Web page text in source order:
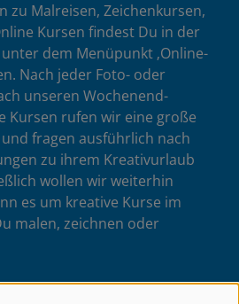
zu Malreisen, Zeichenkursen,
Kursen findest Du in der
unter dem Menüpunkt ‚Online-
Nach jeder Foto- oder
unseren Wochenend-
Kursen rufen wir eine große
fragen ausführlich nach
zu ihrem Kreativurlaub
wollen wir weiterhin
es um kreative Kurse im
malen, zeichnen oder